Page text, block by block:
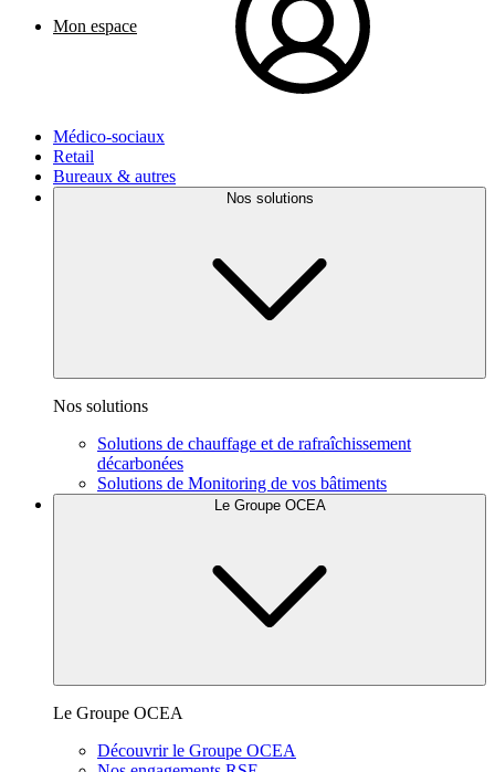
Mon espace
Médico-sociaux
Retail
Bureaux & autres
Nos solutions
Nos solutions
Solutions de chauffage et de rafraîchissement
décarbonées
Solutions de Monitoring de vos bâtiments
Le Groupe OCEA
Le Groupe OCEA
Découvrir le Groupe OCEA